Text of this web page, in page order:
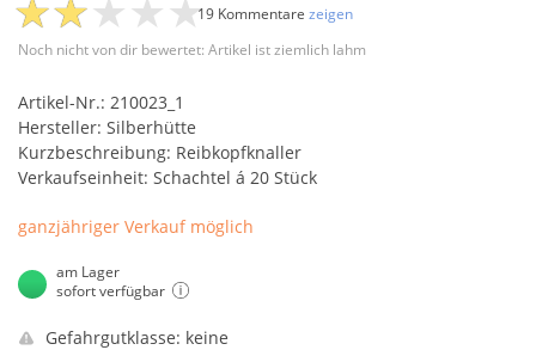
Noch nicht von dir bewertet: Artikel ist ziemlich lahm
19 Kommentare zeigen
Artikel-Nr.: 210023_1
Hersteller: Silberhütte
Kurzbeschreibung: Reibkopfknaller
Verkaufseinheit: Schachtel á 20 Stück
ganzjähriger Verkauf möglich
am Lager
sofort verfügbar
Gefahrgutklasse: keine